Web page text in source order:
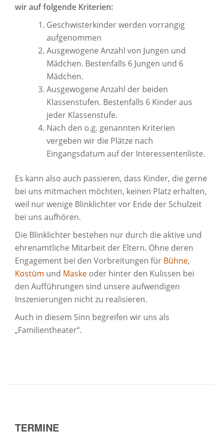
wir auf folgende Kriterien:
Geschwisterkinder werden vorrangig
aufgenommen
Ausgewogene Anzahl von Jungen und
Mädchen. Bestenfalls 6 Jungen und 6
Mädchen.
Ausgewogene Anzahl der beiden
Klassenstufen. Bestenfalls 6 Kinder aus
jeder Klassenstufe.
Nach den o.g. genannten Kriterien
vergeben wir die Plätze nach
Eingangsdatum auf der Interessentenliste.
Es kann also auch passieren, dass Kinder, die gerne
bei uns mitmachen möchten, keinen Platz erhalten,
weil nur wenige Blinklichter vor Ende der Schulzeit
bei uns aufhören.
Die Blinklichter bestehen nur durch die aktive und
ehrenamtliche Mitarbeit der Eltern. Ohne deren
Engagement bei den Vorbreitungen für Bühne,
Kostüm und Maske oder hinter den Kulissen bei
den Aufführungen sind unsere aufwendigen
Inszenierungen nicht zu realisieren.
Auch in diesem Sinn begreifen wir uns als
„Familientheater“.
TERMINE